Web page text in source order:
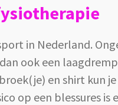
in Nederland.
ook een
en shirt kun
op een blessures is